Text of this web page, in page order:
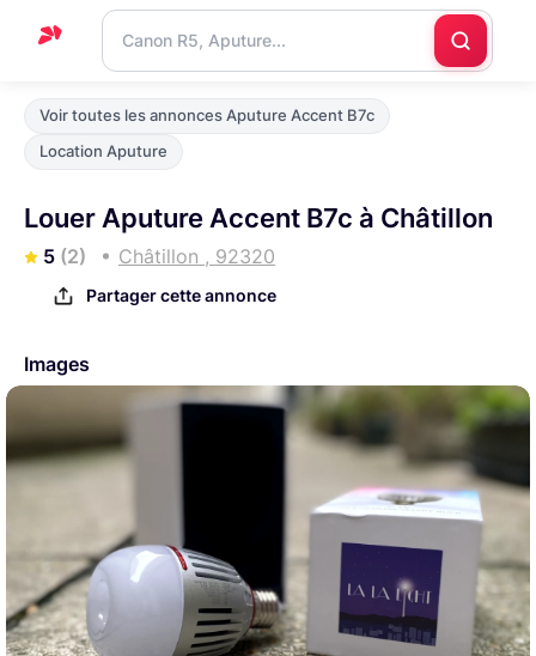
Accueil
Support
contacter
Voir toutes les annonces Aputure Accent B7c
Location Aputure
Louer Aputure Accent B7c à Châtillon
5 (2) Châtillon , 92320
Partager cette annonce
Images